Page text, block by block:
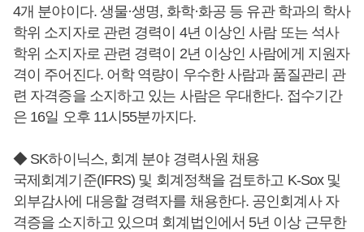
4개 분야이다. 생물·생명, 화학·화공 등 유관 학과의 학사
학위 소지자로 관련 경력이 4년 이상인 사람 또는 석사
학위 소지자로 관련 경력이 2년 이상인 사람에게 지원자
격이 주어진다. 어학 역량이 우수한 사람과 품질관리 관
련 자격증을 소지하고 있는 사람은 우대한다. 접수기간
은 16일 오후 11시55분까지다.
◆ SK하이닉스, 회계 분야 경력사원 채용
국제회계기준(IFRS) 및 회계정책을 검토하고 K-Sox 및
외부감사에 대응할 경력자를 채용한다. 공인회계사 자
격증을 소지하고 있으며 회계법인에서 5년 이상 근무한